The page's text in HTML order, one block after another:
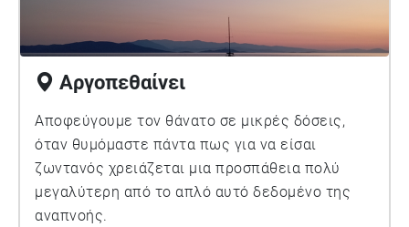
Αργοπεθαίνει
Αποφεύγουμε τον θάνατο σε μικρές δόσεις,
όταν θυμόμαστε πάντα πως για να είσαι
ζωντανός χρειάζεται μια προσπάθεια πολύ
μεγαλύτερη από το απλό αυτό δεδομένο της
αναπνοής.